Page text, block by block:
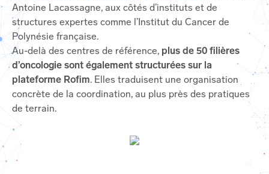
Antoine Lacassagne, aux côtés d’instituts et de
structures expertes comme l’Institut du Cancer de
Polynésie française.
Au-delà des centres de référence, plus de 50 filières
d’oncologie sont également structurées sur la
plateforme Rofim. Elles traduisent une organisation
concrète de la coordination, au plus près des pratiques
de terrain.